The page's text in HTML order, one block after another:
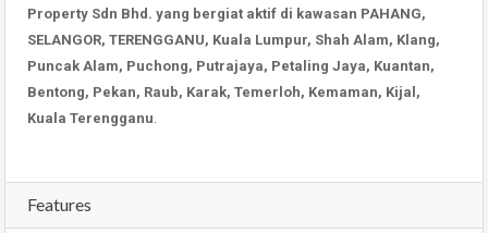
Property Sdn Bhd. yang bergiat aktif di kawasan PAHANG,
SELANGOR, TERENGGANU, Kuala Lumpur, Shah Alam, Klang,
Puncak Alam, Puchong, Putrajaya, Petaling Jaya, Kuantan,
Bentong, Pekan, Raub, Karak, Temerloh, Kemaman, Kijal,
Kuala Terengganu.
Features